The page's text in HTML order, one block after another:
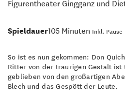
So ist es nun gekommen: Don
Ritter von der traurigen Gestalt
geblieben von den großartigen
Blech und das Gespött der Leute.
Figurentheater Gingganz und
Spieldauer105 Minuten Inkl. Pause